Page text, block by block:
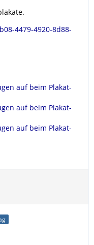
4479-4920-8d88-
auf beim Plakat-
auf beim Plakat-
auf beim Plakat-